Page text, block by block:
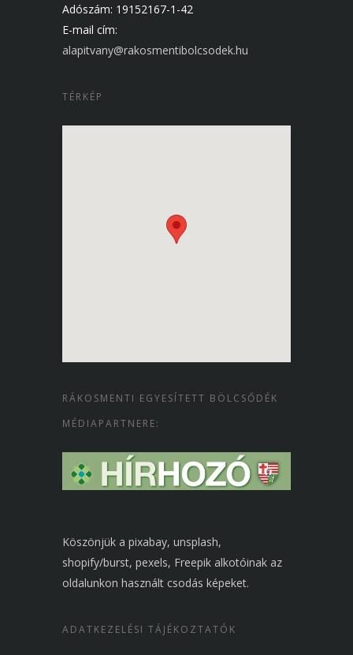
Adószám: 19152167-1-42
E-mail cím:
alapitvany@rakosmentibolcsodek.hu
TÉRKÉP
RÁKOSMENTI EGYESÍTETT BÖLCSŐDÉK
MÉDIAPARTNERE:
Köszönjük a pixabay, unsplash,
shopify/burst, pexels, Freepik alkotóinak az
oldalunkon használt csodás képeket.
ADATKEZELÉSI TÁJÉKOZTATÓK